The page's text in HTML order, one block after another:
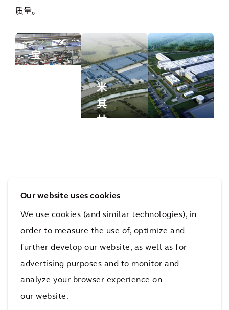
Our website uses cookies
We use cookies (and similar technologies), in
order to measure the use of, optimize and
further develop our website, as well as for
advertising purposes and to monitor and
analyze your browser experience on
our website.
质量。
宝
工
厂
米
其
扩
建
工
厂
更多先进工业设施项目